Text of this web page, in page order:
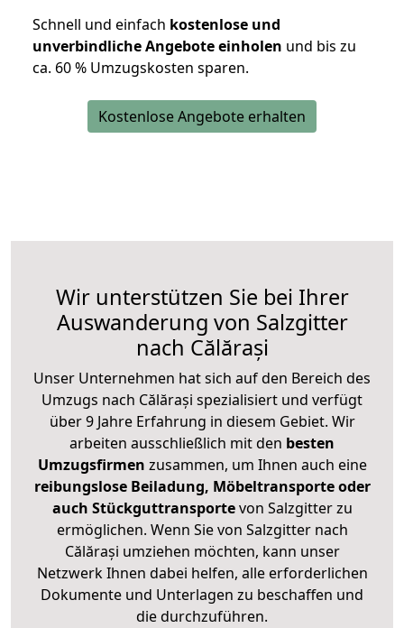
Schnell und einfach kostenlose und
unverbindliche Angebote einholen und bis zu
ca. 60 % Umzugskosten sparen.
Kostenlose Angebote erhalten
Wir unterstützen Sie bei Ihrer
Auswanderung von Salzgitter
nach Călărași
Unser Unternehmen hat sich auf den Bereich des
Umzugs nach Călărași spezialisiert und verfügt
über 9 Jahre Erfahrung in diesem Gebiet. Wir
arbeiten ausschließlich mit den besten
Umzugsfirmen zusammen, um Ihnen auch eine
reibungslose Beiladung, Möbeltransporte oder
auch Stückguttransportevon Salzgitter zu
ermöglichen. Wenn Sie von Salzgitter nach
Călărași umziehen möchten, kann unser
Netzwerk Ihnen dabei helfen, alle erforderlichen
Dokumente und Unterlagen zu beschaffen und
die durchzuführen.